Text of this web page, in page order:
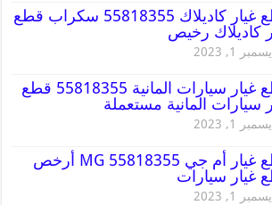
قطع غيار كاديلاك 55818355 سكراب قطع
كاديلاك رخيص
1, 2023
قطع غيار سيارات المانية 55818355 قطع
سيارات المانية مستعملة
1, 2023
قطع غيار أم جي MG 55818355 أرخص
غيار سيارات
1, 2023